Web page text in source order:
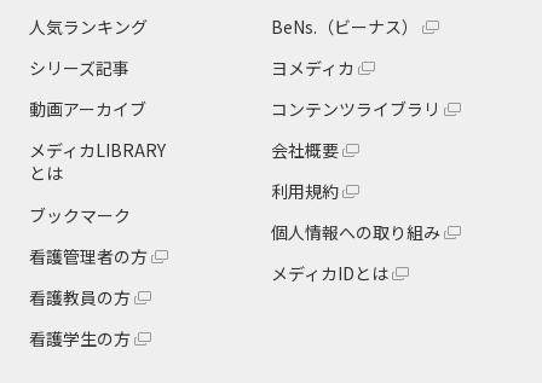
人気ランキング
シリーズ記事
動画アーカイブ
メディカLIBRARY
とは
ブックマーク
看護管理者の方
看護教員の方
看護学生の方
BeNs.（ビーナス）
ヨメディカ
コンテンツライブラリ
会社概要
利用規約
個人情報への取り組み
メディカIDとは